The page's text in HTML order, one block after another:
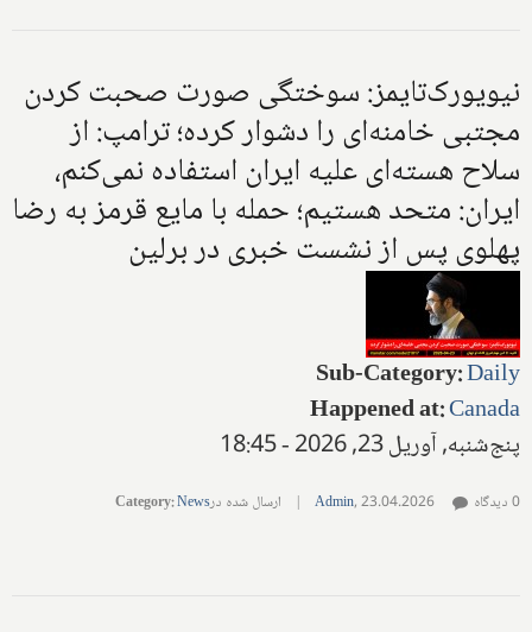
نیویورک‌تایمز: سوختگی صورت صحبت کردن
مجتبی خامنه‌ای را دشوار کرده؛ ترامپ: از
سلاح هسته‌ای علیه ایران استفاده نمی‌کنم،
ایران: متحد هستیم؛ حمله با مایع قرمز به رضا
پهلوی پس از نشست خبری در برلین
Sub-Category:Daily
Happened at:Canada
پنج‌شنبه, آوریل 23, 2026 - 18:45
Admin,23.04.2026
| ارسال شده در Category:News 0 دیدگاه